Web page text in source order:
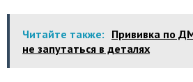
Читайте также: Прививка по
не запутаться в деталях